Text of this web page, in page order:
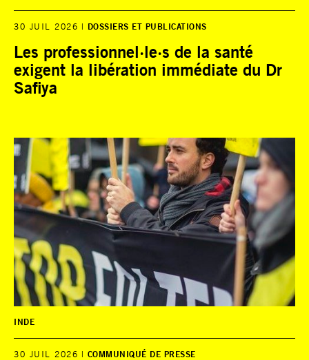
30 JUIL 2026 DOSSIERS ET PUBLICATIONS
Les professionnel·le·s de la santé
exigent la libération immédiate du Dr
Safiya
INDE
30 JUIL 2026 COMMUNIQUÉ DE PRESSE